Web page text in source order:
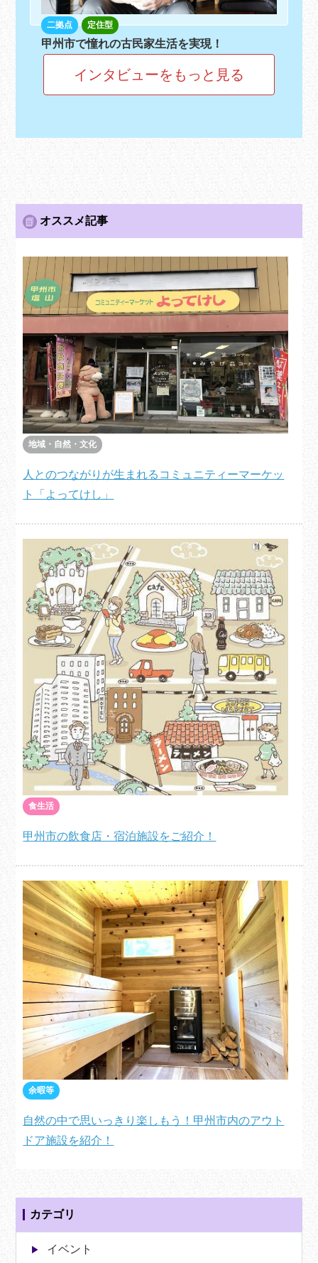
二拠点 定住型
甲州市で憧れの古民家生活を実現！
インタビューをもっと見る
オススメ記事
地域・自然・文化
人とのつながりが生まれるコミュニティーマーケッ
ト「よってけし」
食生活
甲州市の飲食店・宿泊施設をご紹介！
余暇等
自然の中で思いっきり楽しもう！甲州市内のアウト
ドア施設を紹介！
カテゴリ
イベント